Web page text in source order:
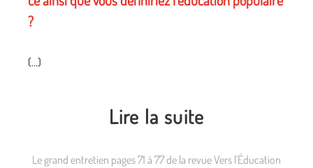
?
(...)
Lire la suite
Le grand entretien pages 71 à 77 de la revue Vers l'Éducation